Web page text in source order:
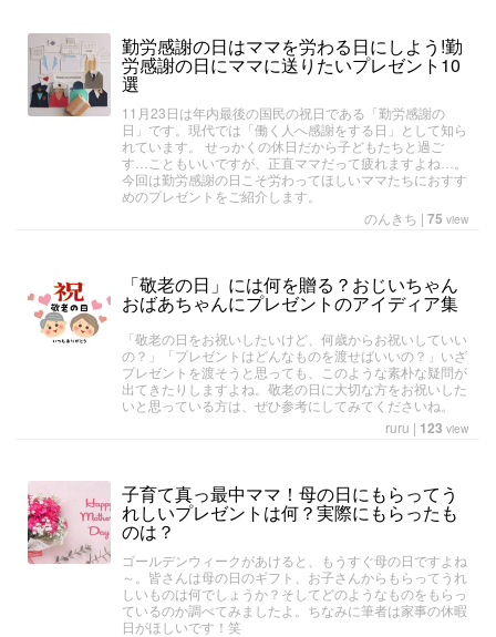
勤労感謝の日はママを労わる日にしよう!勤
労感謝の日にママに送りたいプレゼント10
選
11月23日は年内最後の国民の祝日である「勤労感謝の
日」です。現代では「働く人へ感謝をする日」として知ら
れています。 せっかくの休日だから子どもたちと過ご
す…こともいいですが、正直ママだって疲れますよね…。
今回は勤労感謝の日こそ労わってほしいママたちにおすす
めのプレゼントをご紹介します。
のんきち | 75 view
「敬老の日」には何を贈る？おじいちゃん
おばあちゃんにプレゼントのアイディア集
「敬老の日をお祝いしたいけど、何歳からお祝いしていい
の？」「プレゼントはどんなものを渡せばいいの？」いざ
プレゼントを渡そうと思っても、このような素朴な疑問が
出てきたりしますよね。敬老の日に大切な方をお祝いした
いと思っている方は、ぜひ参考にしてみてくださいね。
ruru | 123 view
子育て真っ最中ママ！母の日にもらってう
れしいプレゼントは何？実際にもらったも
のは？
ゴールデンウィークがあけると、もうすぐ母の日ですよね
～。皆さんは母の日のギフト、お子さんからもらってうれ
しいものは何でしょうか？そしてどのようなものをもらっ
ているのか調べてみましたよ。ちなみに筆者は家事の休暇
日がほしいです！笑